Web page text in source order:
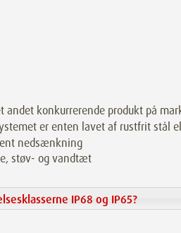
andet konkurrerende produkt på
er enten lavet af rustfrit stål
nedsænkning
støv- og vandtæt
IP68 og IP65?